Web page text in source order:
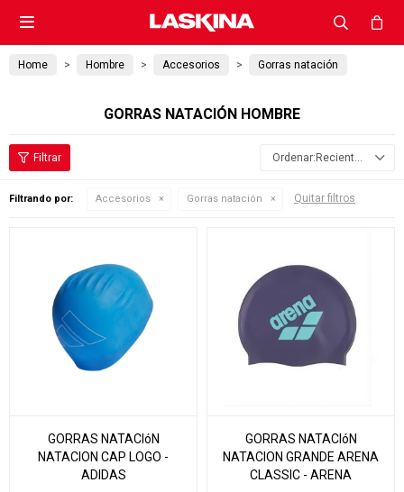

Home Hombre Accesorios Gorras natación
GORRAS NATACIÓN HOMBRE
Recientes
Filtrando por: Accesorios Gorras natación Quitar filtros
GORRAS NATACIóN
NATACION CAP LOGO -
ADIDAS
GORRAS NATACIóN
NATACION GRANDE ARENA
CLASSIC - ARENA